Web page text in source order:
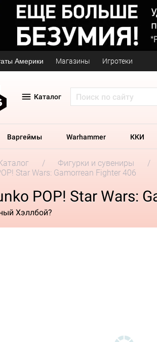
Америки Магазины Игротеки
Каталог
Варгеймы Warhammer ККИ
Фигурки и сувениры
Star Wars: Gamorrean Fighter 406
POP! Star Wars:
Хэллбой?